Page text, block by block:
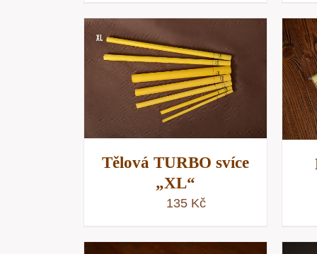
Tělová TURBO svíce
„XL“
135 Kč
PŘIDAT DO KOŠÍKU
RYCHLÝ NÁHLED